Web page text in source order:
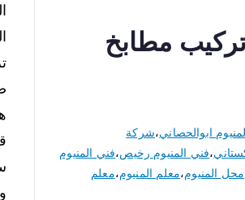
52227343 فني تركيب مطابخ
ابوالحصاني،شركة
،فني المنيوم رخيص،فني المنيوم
محل المنيوم،معلم المنيوم،معلم